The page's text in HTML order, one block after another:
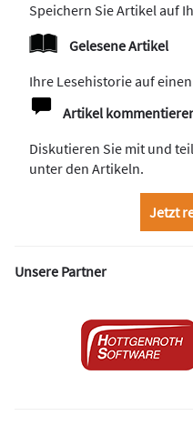
Speichern Sie Artikel auf
Gelesene Artikel
Ihre Lesehistorie auf
Artikel
Diskutieren Sie mit und
unter den Artikeln.
Jetzt
Unsere Partner